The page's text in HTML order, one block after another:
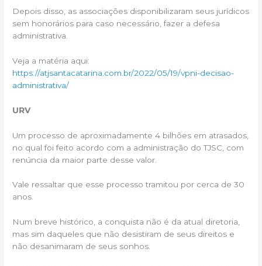
Depois disso, as associações disponibilizaram seus jurídicos
sem honorários para caso necessário, fazer a defesa
administrativa.
Veja a matéria aqui:
https://atjsantacatarina.com.br/2022/05/19/vpni-decisao-
administrativa/
URV
Um processo de aproximadamente 4 bilhões em atrasados,
no qual foi feito acordo com a administração do TJSC, com
renúncia da maior parte desse valor.
Vale ressaltar que esse processo tramitou por cerca de 30
anos.
Num breve histórico, a conquista não é da atual diretoria,
mas sim daqueles que não desistiram de seus direitos e
não desanimaram de seus sonhos.